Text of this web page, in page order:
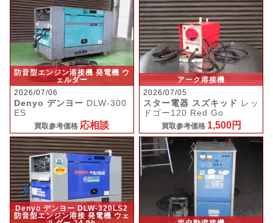
防音型エンジン溶接機 発電機 ウ
ェルダー
2026/07/06
Denyo デンヨー DLW-300
ES
買取参考価格 応相談
アーク溶接機
2026/07/05
スター電器 スズキッド レッ
ドゴー120 Red Go
買取参考価格 1,500円
Denyo デンヨー DLW-320LS2
防音型エンジン溶接 発電機 ウェ